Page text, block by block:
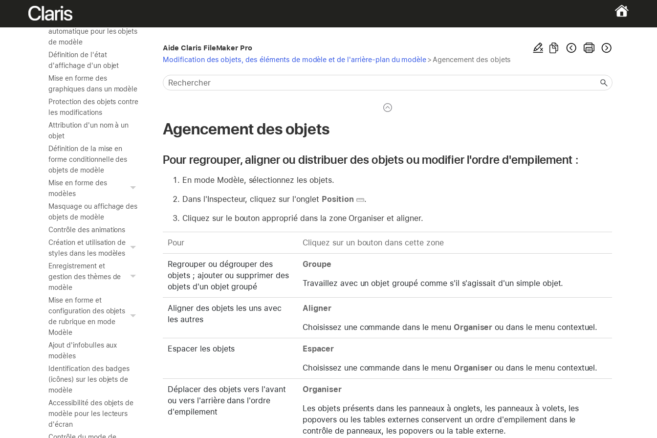
Configuration d'options de
redimensionnement
automatique pour les objets
de modèle
Définition de l'état
d'affichage d'un objet
Mise en forme des
graphiques dans un modèle
Protection des objets contre
les modifications
Attribution d'un nom à un
objet
Définition de la mise en
forme conditionnelle des
objets de modèle
Mise en forme des
modèles
Masquage ou affichage des
objets de modèle
Contrôle des animations
Création et utilisation de
styles dans les modèles
Enregistrement et
gestion des thèmes de
modèle
Mise en forme et
configuration des objets
de rubrique en mode
Modèle
Ajout d'infobulles aux
modèles
Identification des badges
(icônes) sur les objets de
modèle
Accessibilité des objets de
modèle pour les lecteurs
d'écran
Aide Claris FileMaker Pro
Modification des objets, des éléments de modèle et de l'arrière-plan du modèle> Agencement des objets
Agencement des objets
Pour regrouper, aligner ou distribuer des objets ou modifier l'ordre d'empilement :
En mode Modèle, sélectionnez les objets.
Dans l'Inspecteur, cliquez sur l'onglet Position .
Cliquez sur le bouton approprié dans la zone Organiser et aligner.
Pour Cliquez sur un bouton dans cette zone
Regrouper ou dégrouper des
objets ; ajouter ou supprimer des
objets d'un objet groupé
Groupe
Travaillez avec un objet groupé comme s'il s'agissait d'un simple objet.
Aligner des objets les uns avec
les autres
Aligner
Choisissez une commande dans le menu Organiser ou dans le menu contextuel.
Espacer les objets Espacer
Choisissez une commande dans le menu Organiser ou dans le menu contextuel.
Déplacer des objets vers l'avant
ou vers l'arrière dans l'ordre
d'empilement
Organiser
Les objets présents dans les panneaux à onglets, les panneaux à volets, les
popovers ou les tables externes conservent un ordre d'empilement dans le
contrôle de panneaux, les popovers ou la table externe.